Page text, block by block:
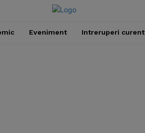
Eveniment Intreruperi curent